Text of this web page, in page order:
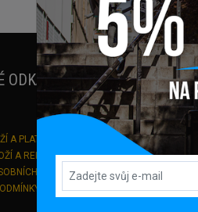
ODKAZY
A PLATBA
A REKLAMACE
ÚDAJŮ
Kpt.